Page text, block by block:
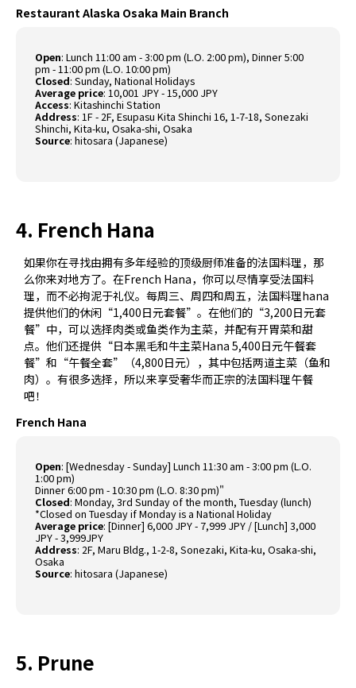
Restaurant Alaska Osaka Main Branch
Open: Lunch 11:00 am - 3:00 pm (L.O. 2:00 pm), Dinner 5:00
pm - 11:00 pm (L.O. 10:00 pm)
Closed: Sunday, National Holidays
Average price: 10,001 JPY - 15,000 JPY
Access: Kitashinchi Station
Address: 1F - 2F, Esupasu Kita Shinchi 16, 1-7-18, Sonezaki
Shinchi, Kita-ku, Osaka-shi, Osaka
Source: hitosara (Japanese)
4. French Hana
如果你在寻找由拥有多年经验的顶级厨师准备的法国料理，那
么你来对地方了。在French Hana，你可以尽情享受法国料
理，而不必拘泥于礼仪。每周三、周四和周五，法国料理hana
提供他们的休闲“1,400日元套餐”。在他们的“3,200日元套
餐”中，可以选择肉类或鱼类作为主菜，并配有开胃菜和甜
点。他们还提供“日本黑毛和牛主菜Hana 5,400日元午餐套
餐”和“午餐全套”（4,800日元），其中包括两道主菜（鱼和
肉）。有很多选择，所以来享受奢华而正宗的法国料理午餐
吧！
French Hana
Open: [Wednesday - Sunday] Lunch 11:30 am - 3:00 pm (L.O.
1:00 pm)
Dinner 6:00 pm - 10:30 pm (L.O. 8:30 pm)"
Closed: Monday, 3rd Sunday of the month, Tuesday (lunch)
*Closed on Tuesday if Monday is a National Holiday
Average price: [Dinner] 6,000 JPY - 7,999 JPY / [Lunch] 3,000
JPY - 3,999JPY
Address: 2F, Maru Bldg., 1-2-8, Sonezaki, Kita-ku, Osaka-shi,
Osaka
Source:hitosara (Japanese)
5. Prune